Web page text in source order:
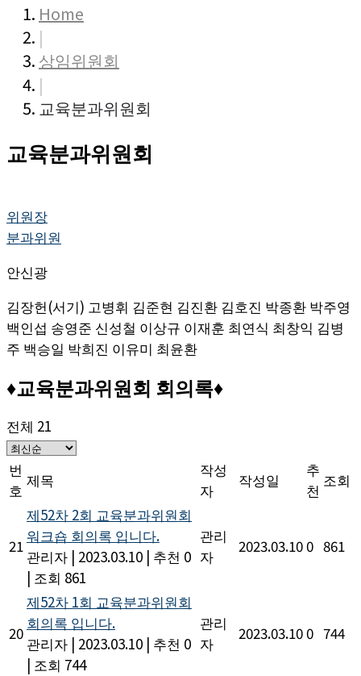
Home
|
상임위원회
|
교육분과위원회
교육분과위원회
위원장
분과위원
안신광
김장헌(서기) 고병휘 김준현 김진환 김호진 박종환 박주영
백인섭 송영준 신성철 이상규 이재훈 최연식 최창익 김병
주 백승일 박희진 이유미 최윤환
♦교육분과위원회 회의록♦
전체 21
번
호
제목
작성
자
작성일
추
천
조회
21
제52차 2회 교육분과위원회
워크숍 회의록 입니다.
관리자 | 2023.03.10 | 추천 0
| 조회 861
관리
자
2023.03.100 861
20
제52차 1회 교육분과위원회
회의록 입니다.
관리자 | 2023.03.10 | 추천 0
| 조회 744
관리
자
2023.03.100 744